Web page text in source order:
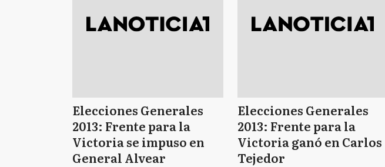
Elecciones Generales
2013: Frente para la
Victoria se impuso en
General Alvear
Elecciones Generales
2013: Frente para la
Victoria ganó en Carlos
Tejedor